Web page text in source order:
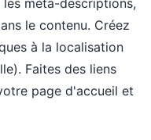
méta-descriptions,
le contenu. Créez
à la localisation
Faites des liens
page d'accueil et